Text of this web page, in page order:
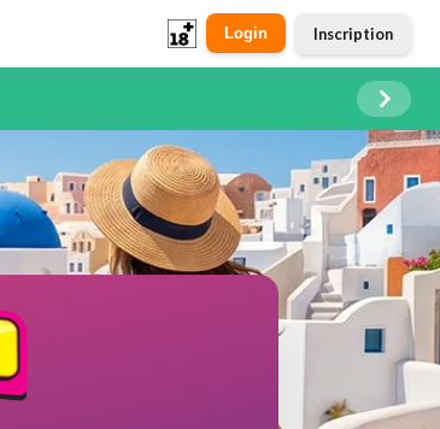
Login Inscription